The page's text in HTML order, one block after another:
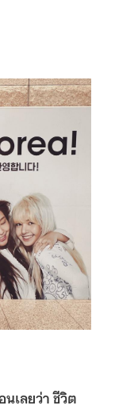
เลยว่า ชีวิต